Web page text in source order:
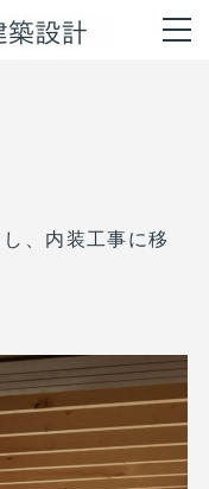
、内装工事に移